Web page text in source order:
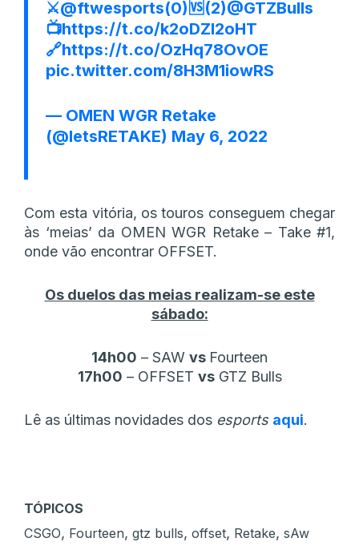
⚔️@ftwesports(0)🆚(2)@GTZBulls
📺https://t.co/k2oDZI2oHT
🔗https://t.co/OzHq78OvOE
pic.twitter.com/8H3M1iowRS
— OMEN WGR Retake
(@letsRETAKE) May 6, 2022
Com esta vitória, os touros conseguem chegar
às ‘meias’ da OMEN WGR Retake – Take #1,
onde vão encontrar OFFSET.
Os duelos das meias realizam-se este
sábado:
14h00 – SAW vs Fourteen
17h00 – OFFSET vsGTZ Bulls
Lê as últimas novidades dos esports aqui.
TÓPICOS
CSGO, Fourteen, gtz bulls, offset, Retake, sAw